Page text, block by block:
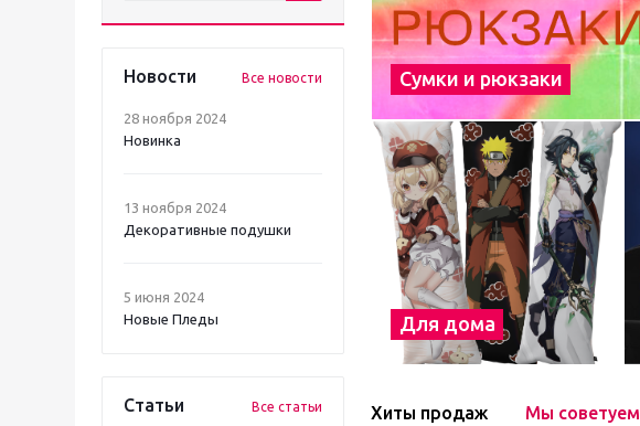
Новости Все новости
28 ноября 2024
Новинка
13 ноября 2024
Декоративные подушки
5 июня 2024
Новые Пледы
Статьи Все статьи
Сумки и рюкзаки
Для дома
Хиты продаж Мы советуем